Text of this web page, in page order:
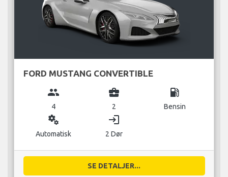
FORD MUSTANG CONVERTIBLE
group
4
business_center
2
local_gas_station
Bensin
miscellaneous_services
Automatisk
login
2 Dør
SE DETALJER...